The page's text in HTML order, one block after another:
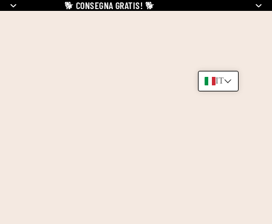
🐕 CONSEGNA GRATIS! 🐕
IT